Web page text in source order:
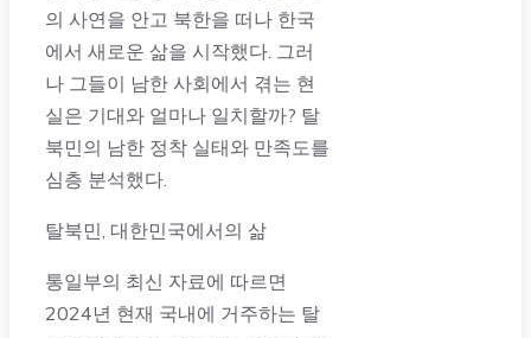
의 사연을 안고 북한을 떠나 한국
에서 새로운 삶을 시작했다. 그러
나 그들이 남한 사회에서 겪는 현
실은 기대와 얼마나 일치할까? 탈
북민의 남한 정착 실태와 만족도를
심층 분석했다.
탈북민, 대한민국에서의 삶
통일부의 최신 자료에 따르면
2024년 현재 국내에 거주하는 탈